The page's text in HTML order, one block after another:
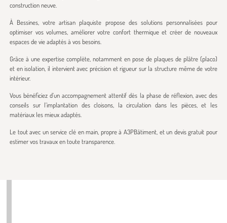
construction neuve.
À Bessines, votre artisan plaquiste propose des solutions personnalisées pour
optimiser vos volumes, améliorer votre confort thermique et créer de nouveaux
espaces de vie adaptés à vos besoins.
Grâce à une expertise complète, notamment en pose de plaques de plâtre (placo)
et en isolation, il intervient avec précision et rigueur sur la structure même de votre
intérieur.
Vous bénéficiez d’un accompagnement attentif dès la phase de réflexion, avec des
conseils sur l’implantation des cloisons, la circulation dans les pièces, et les
matériaux les mieux adaptés.
Le tout avec un service clé en main, propre à A3PBâtiment, et un devis gratuit pour
estimer vos travaux en toute transparence.